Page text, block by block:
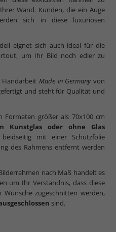
Wand. Kunden, die ein Auge
sich in diese luxuriösen
eignet sich auch ideal für die
um Ihr Bild noch edler zu
Handarbeit Made in Germanyvon
und steht für Qualität und
Formaten größer als 70x100 cm
Kunstglas oder ohne Glas
mit einer Schutzfolie
des Rahmens entfernt werden
nach Maß handelt es
um Ihr Verständnis, dass diese
zugeschnitten werden,
sind.